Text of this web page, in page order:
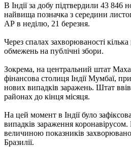
В Індії за добу підтвердили 43
найвища позначка з середини
АР в неділю, 21 березня.
Через спалах захворюваності
обмежень на публічні збори.
Зокрема, на центральний штат
фінансова столиця Індії Мумбаї,
нових випадків заражень. Штат
районах до кінця місяця.
На цей момент в Індії було
випадків зараження коронавірусом.
величиною показників
Бразилії.